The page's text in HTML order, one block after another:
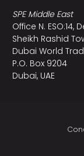
SPE Middle East
Office N. ESO:14,
Sheikh Rashid
Dubai World
P.O. Box 9204
Dubai, UAE